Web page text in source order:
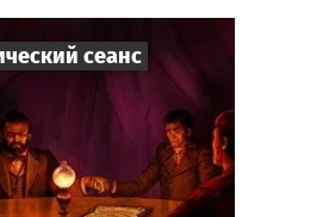
сеанс
1-2 ч.